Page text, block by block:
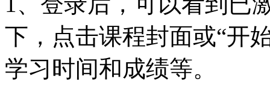
下，点击课程封面或“开
学习时间和成绩等。